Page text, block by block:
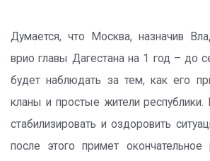
Думается, что Москва, назначив
врио главы Дагестана на 1 год – до
будет наблюдать за тем, как его
кланы и простые жители республики.
стабилизировать и оздоровить
после этого примет